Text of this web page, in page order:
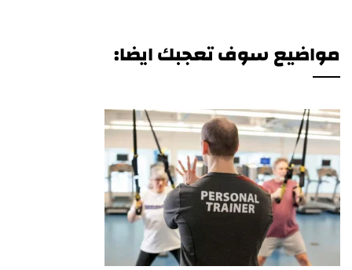
مواضيع سوف تعجبك ايضا: